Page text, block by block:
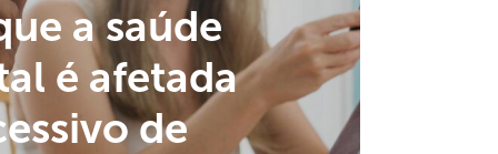
a saúde
é afetada
de